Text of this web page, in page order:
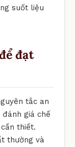
suốt liệu
đạt
tắc an
giá chế
thiết.
thường và